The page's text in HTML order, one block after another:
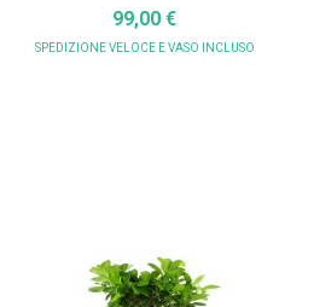
99,00 €
SPEDIZIONE VELOCE E VASO INCLUSO